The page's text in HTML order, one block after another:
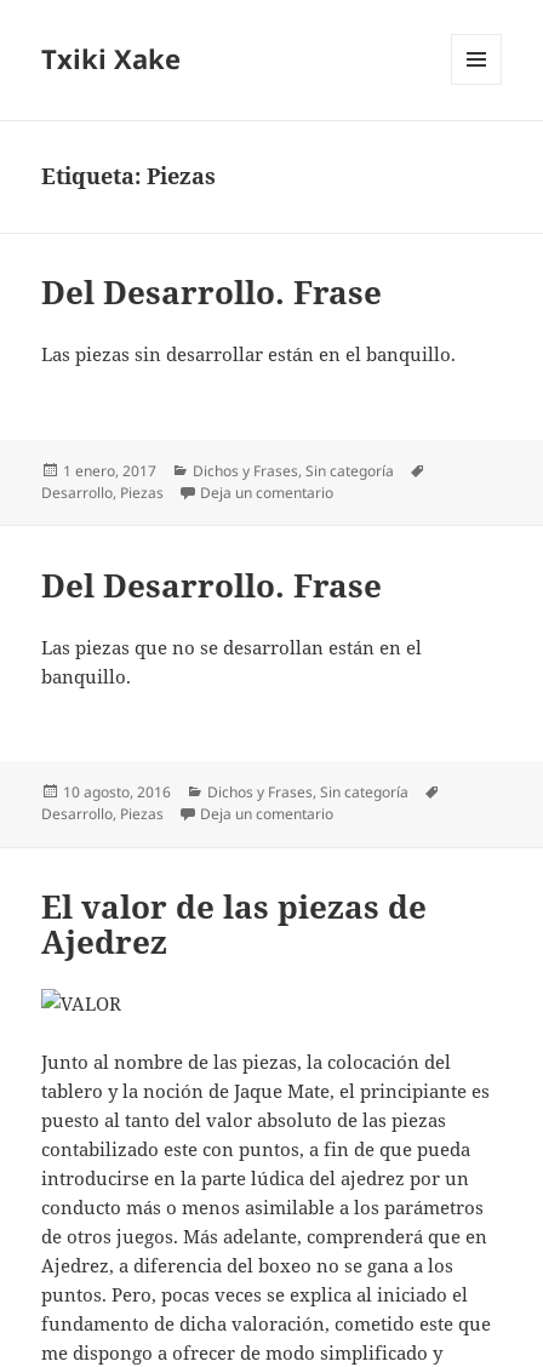
Txiki Xake
Etiqueta:Piezas
Del Desarrollo. Frase
Las piezas sin desarrollar están en el banquillo.
Publicado
el
1 enero, 2017 Categorías
Dichos y Frases,Sin categoría
Desarrollo, Piezas Deja un comentarioen Del Desarrollo. Frase
Del Desarrollo. Frase
Las piezas que no se desarrollan están en el
banquillo.
Publicado
el
10 agosto, 2016 Categorías
Dichos y Frases,Sin categoría
Desarrollo, Piezas Deja un comentarioen Del Desarrollo. Frase
El valor de las piezas de
Ajedrez
Junto al nombre de las piezas, la colocación del
tablero y la noción de Jaque Mate, el principiante es
puesto al tanto del valor absoluto de las piezas
contabilizado este con puntos, a fin de que pueda
introducirse en la parte lúdica del ajedrez por un
conducto más o menos asimilable a los parámetros
de otros juegos. Más adelante, comprenderá que en
Ajedrez, a diferencia del boxeo no se gana a los
puntos. Pero, pocas veces se explica al iniciado el
fundamento de dicha valoración, cometido este que
me dispongo a ofrecer de modo simplificado y